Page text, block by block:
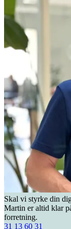
Skal vi styrke din
Martin er altid klar
forretning.
31 13 60 31